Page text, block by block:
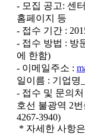
- 모집 공고: 센
홈페이지 등
- 접수 기간 :
- 접수 방법 : 방
에 한함)
- 이메일주소 :
일이름 : 기업명
- 접수 및 문의
호선 불광역 2
4267-3940)
* 자세한 사항